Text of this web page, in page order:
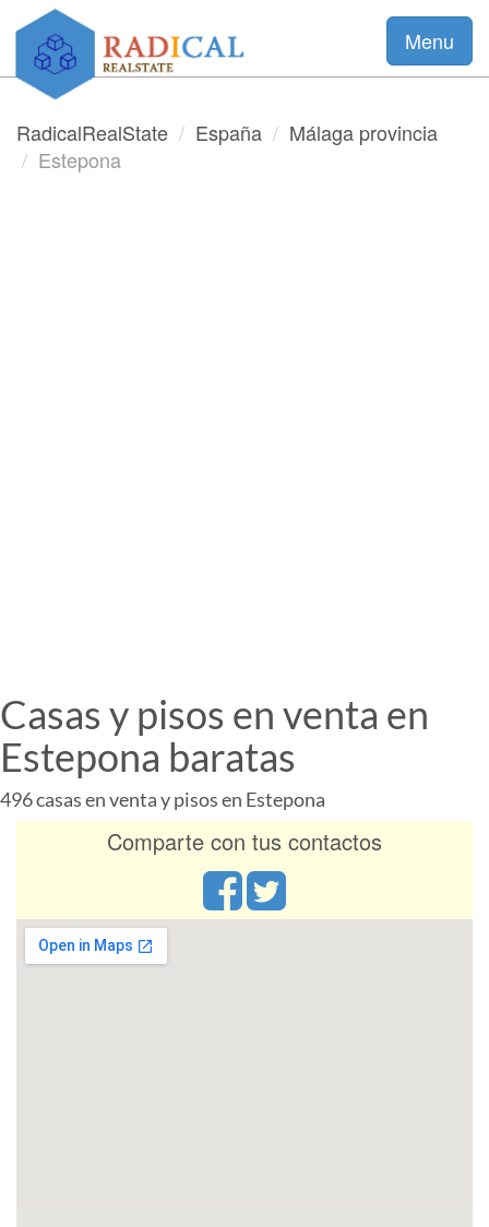
Menu
RadicalRealState España
Málaga provincia
Estepona
Casas y pisos en venta en
Estepona baratas
496 casas en venta y pisos en Estepona
Comparte con tus contactos